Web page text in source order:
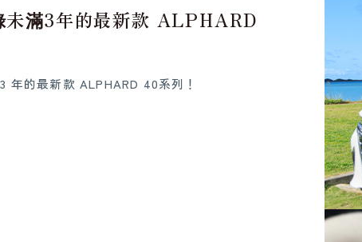
未滿3年的最新款 ALPHARD
年的最新款 ALPHARD 40系列！